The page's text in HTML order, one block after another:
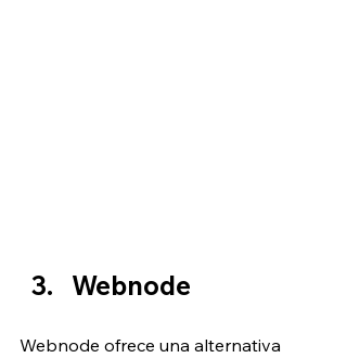
Webnode
Webnode ofrece una alternativa